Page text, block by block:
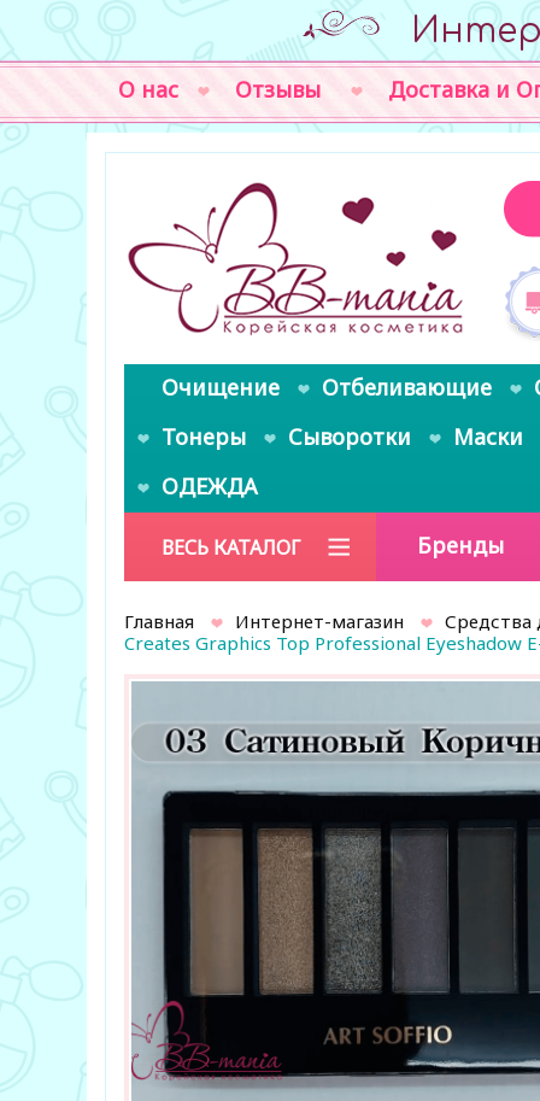
О нас Отзывы Доставка и
Очищение Отбеливающие
Тонеры
Сыворотки
Маски
ОДЕЖДА
ВЕСЬ КАТАЛОГ Бренды
Главная Интернет-магазин
Средства
Creates Graphics Top Professional